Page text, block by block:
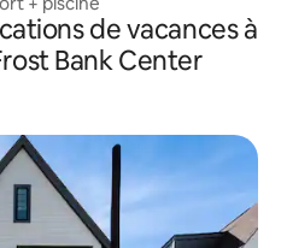
de vacances à
Bank Center